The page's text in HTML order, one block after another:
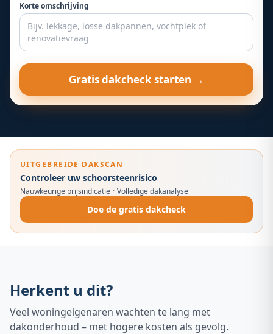
Korte omschrijving
Gratis dakcheck starten →
UITGEBREIDE DAKSCAN
Controleer uw schoorsteenrisico
Nauwkeurige prijsindicatie · Volledige dakanalyse
Doe de gratis dakcheck
Herkent u dit?
Veel woningeigenaren wachten te lang met
dakonderhoud – met hogere kosten als gevolg.